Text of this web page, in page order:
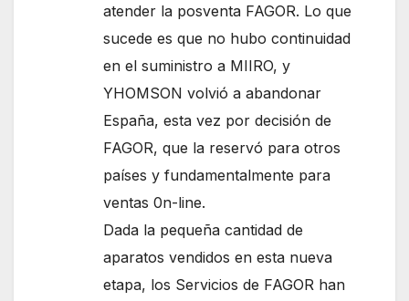
atender la posventa FAGOR. Lo que
sucede es que no hubo continuidad
en el suministro a MIIRO, y
YHOMSON volvió a abandonar
España, esta vez por decisión de
FAGOR, que la reservó para otros
países y fundamentalmente para
ventas 0n-line.
Dada la pequeña cantidad de
aparatos vendidos en esta nueva
etapa, los Servicios de FAGOR han